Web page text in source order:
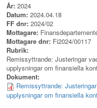
År:2024
Datum:2024.04.18
FF dnr:2024/02
Mottagare:
Mottagare dnr: Fi2024/00117
Rubrik:
Remissyttrande: Justeringar
upplysningar om finansiella
Dokument:
Remissyttrande:
upplysningar om finansiella